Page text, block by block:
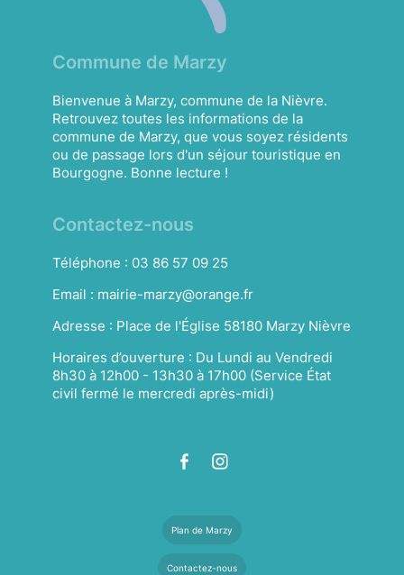
Commune de Marzy
Bienvenue à Marzy, commune de la Nièvre.
Retrouvez toutes les informations de la
commune de Marzy, que vous soyez résidents
ou de passage lors d'un séjour touristique en
Bourgogne. Bonne lecture !
Contactez-nous
Téléphone : 03 86 57 09 25
Email : mairie-marzy@orange.fr
Adresse : Place de l'Église 58180 Marzy Nièvre
Horaires d’ouverture : Du Lundi au Vendredi
8h30 à 12h00 - 13h30 à 17h00 (Service État
civil fermé le mercredi après-midi)
Plan de Marzy
Contactez-nous